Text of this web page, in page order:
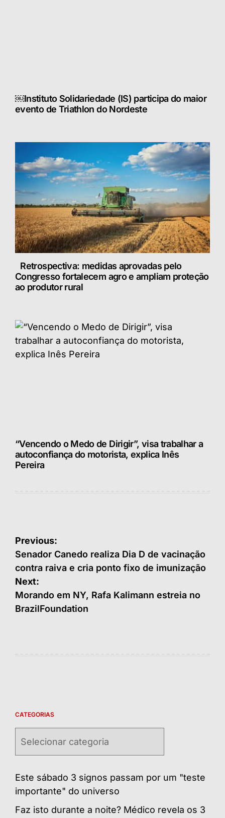
￼Instituto Solidariedade (IS) participa do maior
evento de Triathlon do Nordeste
Retrospectiva: medidas aprovadas pelo
Congresso fortalecem agro e ampliam proteção
ao produtor rural
“Vencendo o Medo de Dirigir”, visa trabalhar a
autoconfiança do motorista, explica Inês
Pereira
Navegação
de
Post
Previous:
Senador Canedo realiza Dia D de vacinação
contra raiva e cria ponto fixo de imunização
Next:
Morando em NY, Rafa Kalimann estreia no
BrazilFoundation
CATEGORIAS
Este sábado 3 signos passam por um "teste
importante" do universo
Faz isto durante a noite? Médico revela os 3